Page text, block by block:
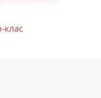
клас